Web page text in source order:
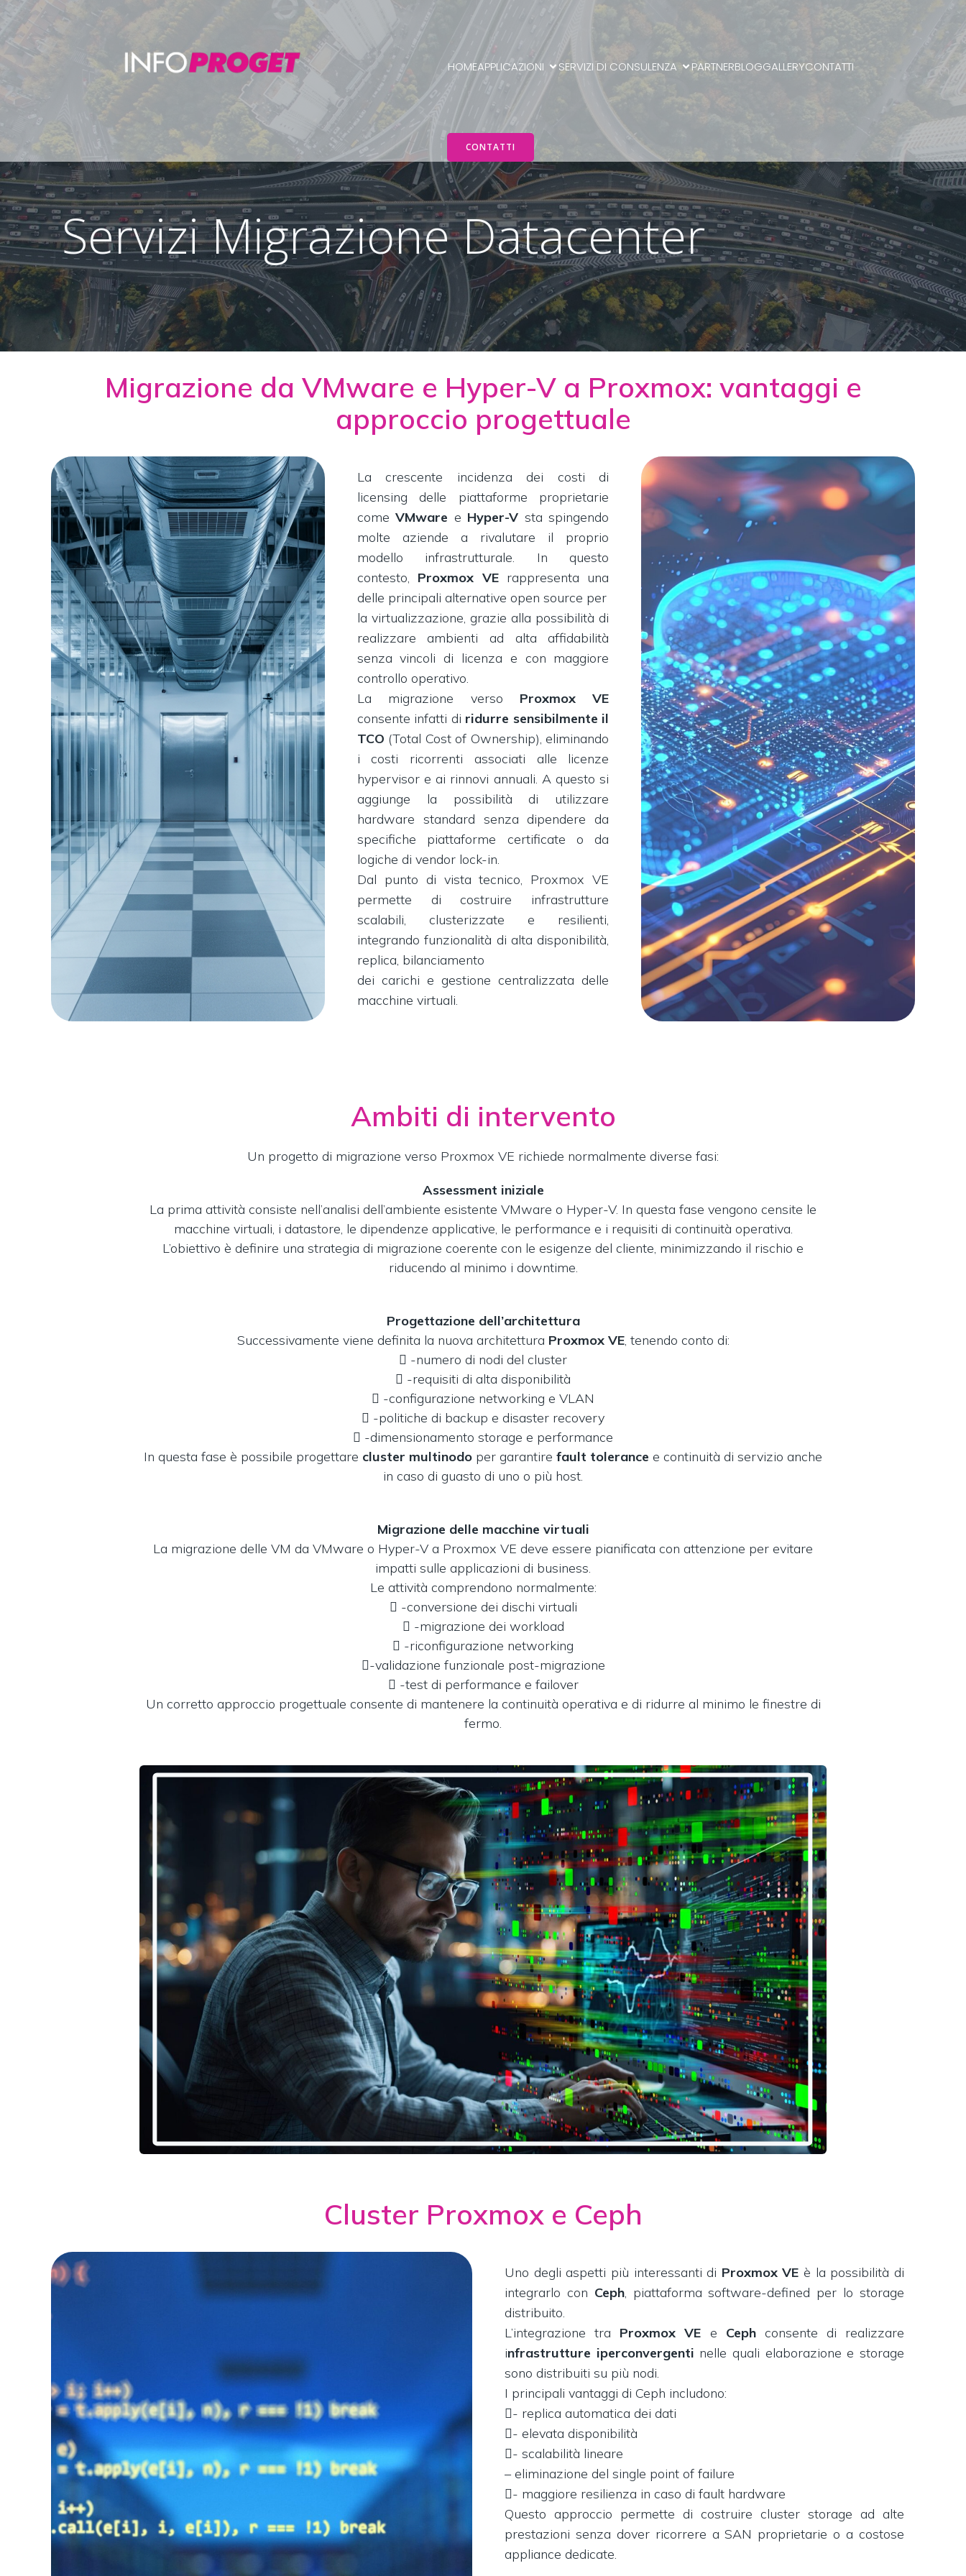
HOMEAPPLICAZIONI SERVIZI DI CONSULENZA PARTNERBLOGGALLERYCONTATTI
CONTATTI
Servizi Migrazione Datacenter
Migrazione da VMware e Hyper-V a Proxmox: vantaggi e
approccio progettuale
La crescente incidenza dei costi di
licensing delle piattaforme proprietarie
comeVMware e Hyper-V sta spingendo
molte aziende a rivalutare il proprio
modello infrastrutturale. In questo
contesto, Proxmox VErappresenta una
delle principali alternative open source per
la virtualizzazione, grazie alla possibilità di
realizzare ambienti ad alta affidabilità
senza vincoli di licenza e con maggiore
controllo operativo.
La migrazione verso Proxmox VE
consente infatti di ridurre sensibilmente il
TCO (Total Cost of Ownership), eliminando
i costi ricorrenti associati alle licenze
hypervisor e ai rinnovi annuali. A questo si
aggiunge la possibilità di utilizzare
hardware standard senza dipendere da
specifiche piattaforme certificate o da
logiche di vendor lock-in.
Dal punto di vista tecnico, Proxmox VE
permette di costruire infrastrutture
scalabili, clusterizzate e resilienti,
integrando funzionalità di alta disponibilità,
replica, bilanciamento
dei carichi e gestione centralizzata delle
macchine virtuali.
Ambiti di intervento
Un progetto di migrazione verso Proxmox VE richiede normalmente diverse fasi:
Assessment iniziale
La prima attività consiste nell’analisi dell’ambiente esistente VMware o Hyper-V. In questa fase vengono censite le
macchine virtuali, i datastore, le dipendenze applicative, le performance e i requisiti di continuità operativa.
L’obiettivo è definire una strategia di migrazione coerente con le esigenze del cliente, minimizzando il rischio e
riducendo al minimo i downtime.
Progettazione dell’architettura
Successivamente viene definita la nuova architettura Proxmox VE, tenendo conto di:
 -numero di nodi del cluster
 -requisiti di alta disponibilità
 -configurazione networking e VLAN
 -politiche di backup e disaster recovery
 -dimensionamento storage e performance
In questa fase è possibile progettare cluster multinodo per garantire fault tolerance e continuità di servizio anche
in caso di guasto di uno o più host.
Migrazione delle macchine virtuali
La migrazione delle VM da VMware o Hyper-V a Proxmox VE deve essere pianificata con attenzione per evitare
impatti sulle applicazioni di business.
Le attività comprendono normalmente:
 -conversione dei dischi virtuali
 -migrazione dei workload
 -riconfigurazione networking
-validazione funzionale post-migrazione
 -test di performance e failover
Un corretto approccio progettuale consente di mantenere la continuità operativa e di ridurre al minimo le finestre di
fermo.
Cluster Proxmox e Ceph
Uno degli aspetti più interessanti di Proxmox VE è la possibilità di
integrarlo con Ceph, piattaforma software-defined per lo storage
distribuito.
L’integrazione tra Proxmox VE e Ceph consente di realizzare
infrastrutture iperconvergenti nelle quali elaborazione e storage
sono distribuiti su più nodi.
I principali vantaggi di Ceph includono:
- replica automatica dei dati
- elevata disponibilità
- scalabilità lineare
– eliminazione del single point of failure
- maggiore resilienza in caso di fault hardware
Questo approccio permette di costruire cluster storage ad alte
prestazioni senza dover ricorrere a SAN proprietarie o a costose
appliance dedicate.